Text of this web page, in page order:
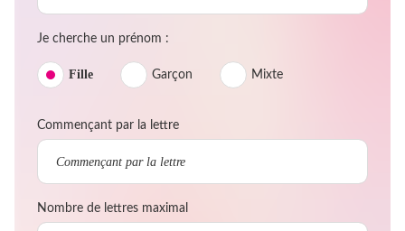
Je cherche un prénom :
Fille Garçon Mixte
Commençant par la lettre
Nombre de lettres maximal